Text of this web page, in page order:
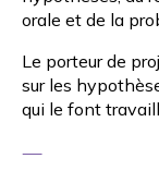
orale et de la
Le porteur de
sur les
qui le font
—